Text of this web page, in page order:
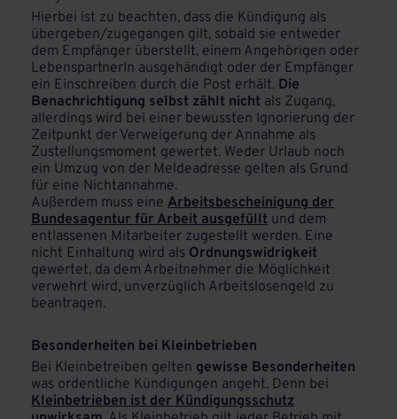
Hierbei ist zu beachten, dass die Kündigung als
übergeben/zugegangen gilt, sobald sie entweder
dem Empfänger überstellt, einem Angehörigen oder
LebenspartnerIn ausgehändigt oder der Empfänger
ein Einschreiben durch die Post erhält. Die
Benachrichtigung selbst zählt nicht als Zugang,
allerdings wird bei einer bewussten Ignorierung der
Zeitpunkt der Verweigerung der Annahme als
Zustellungsmoment gewertet. Weder Urlaub noch
ein Umzug von der Meldeadresse gelten als Grund
für eine Nichtannahme.
Außerdem muss eine Arbeitsbescheinigung der
Bundesagentur für Arbeit ausgefüllt und dem
entlassenen Mitarbeiter zugestellt werden. Eine
nicht Einhaltung wird als Ordnungswidrigkeit
gewertet, da dem Arbeitnehmer die Möglichkeit
verwehrt wird, unverzüglich Arbeitslosengeld zu
beantragen.
Besonderheiten bei Kleinbetrieben
Bei Kleinbetreiben gelten gewisse Besonderheiten
was ordentliche Kündigungen angeht. Denn bei
Kleinbetrieben ist der Kündigungsschutz